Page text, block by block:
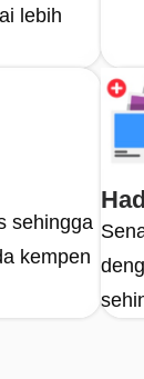
lebih
sehingga
kempen